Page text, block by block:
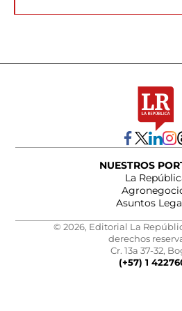
NUESTROS
La
Asuntos
© 2026, Editorial La
derechos
Cr. 13a 37-32,
(+57) 1